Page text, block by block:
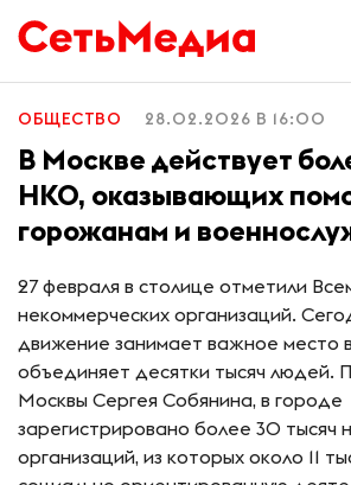
ОБЩЕСТВО 28.02.2026 В 16:00
В Москве действует
НКО, оказывающих
горожанам и
27 февраля в столице отметили
некоммерческих организаций.
движение занимает важное место
объединяет десятки тысяч людей.
Москвы Сергея Собянина, в городе
зарегистрировано более 30 тысяч
организаций, из которых около 11